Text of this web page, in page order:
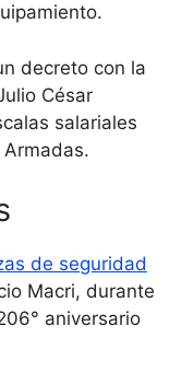
decreto con la
César
salariales
de seguridad
Macri, durante
aniversario